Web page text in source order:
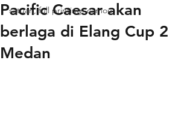
satuan, full printing, camou
Pacific Caesar akan
berlaga di Elang Cup 2
Medan